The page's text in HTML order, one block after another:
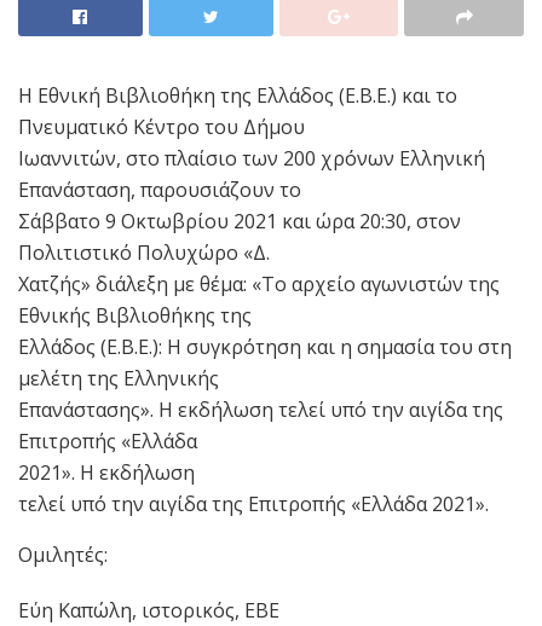
Η Εθνική Βιβλιοθήκη της Ελλάδος (Ε.Β.Ε.) και το
Πνευματικό Κέντρο του Δήμου
Ιωαννιτών, στο πλαίσιο των 200 χρόνων Ελληνική
Επανάσταση, παρουσιάζουν το
Σάββατο 9 Οκτωβρίου 2021 και ώρα 20:30, στον
Πολιτιστικό Πολυχώρο «Δ.
Χατζής» διάλεξη με θέμα: «Το αρχείο αγωνιστών της
Εθνικής Βιβλιοθήκης της
Ελλάδος (Ε.Β.Ε.): Η συγκρότηση και η σημασία του στη
μελέτη της Ελληνικής
Επανάστασης». Η εκδήλωση τελεί υπό την αιγίδα της
Επιτροπής «Ελλάδα
2021». H εκδήλωση
τελεί υπό την αιγίδα της Επιτροπής «Ελλάδα 2021».
Ομιλητές:
Εύη Καπώλη, ιστορικός, ΕΒΕ